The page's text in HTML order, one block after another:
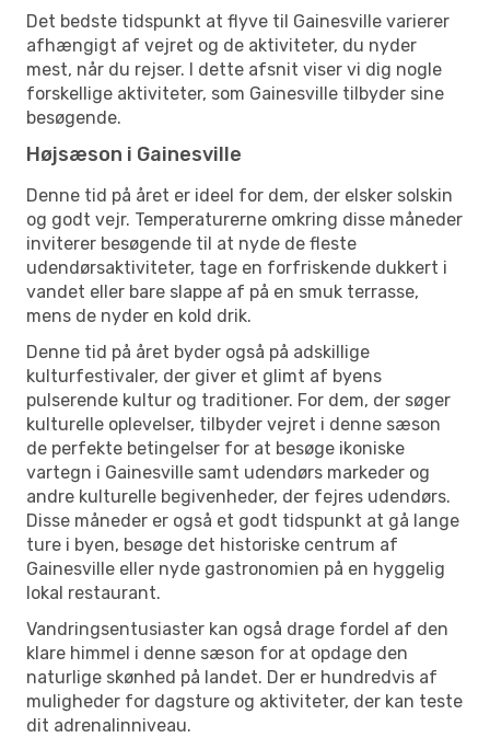
Det bedste tidspunkt at flyve til Gainesville varierer
afhængigt af vejret og de aktiviteter, du nyder
mest, når du rejser. I dette afsnit viser vi dig nogle
forskellige aktiviteter, som Gainesville tilbyder sine
besøgende.
Højsæson i Gainesville
Denne tid på året er ideel for dem, der elsker solskin
og godt vejr. Temperaturerne omkring disse måneder
inviterer besøgende til at nyde de fleste
udendørsaktiviteter, tage en forfriskende dukkert i
vandet eller bare slappe af på en smuk terrasse,
mens de nyder en kold drik.
Denne tid på året byder også på adskillige
kulturfestivaler, der giver et glimt af byens
pulserende kultur og traditioner. For dem, der søger
kulturelle oplevelser, tilbyder vejret i denne sæson
de perfekte betingelser for at besøge ikoniske
vartegn i Gainesville samt udendørs markeder og
andre kulturelle begivenheder, der fejres udendørs.
Disse måneder er også et godt tidspunkt at gå lange
ture i byen, besøge det historiske centrum af
Gainesville eller nyde gastronomien på en hyggelig
lokal restaurant.
Vandringsentusiaster kan også drage fordel af den
klare himmel i denne sæson for at opdage den
naturlige skønhed på landet. Der er hundredvis af
muligheder for dagsture og aktiviteter, der kan teste
dit adrenalinniveau.